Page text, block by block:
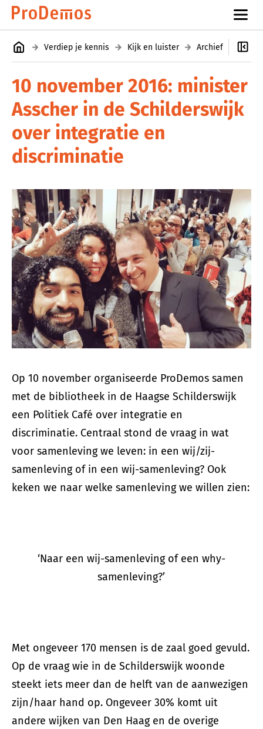
Verdiep je kennis Kijk en luister Archief
10 november 2016: minister
Asscher in de Schilderswijk
over integratie en
discriminatie
Op 10 november organiseerde ProDemos samen
met de bibliotheek in de Haagse Schilderswijk
een Politiek Café over integratie en
discriminatie. Centraal stond de vraag in wat
voor samenleving we leven: in een wij/zij-
samenleving of in een wij-samenleving? Ook
keken we naar welke samenleving we willen zien:
‘Naar een wij-samenleving of een why-
samenleving?’
Met ongeveer 170 mensen is de zaal goed gevuld.
Op de vraag wie in de Schilderswijk woonde
steekt iets meer dan de helft van de aanwezigen
zijn/haar hand op. Ongeveer 30% komt uit
andere wijken van Den Haag en de overige